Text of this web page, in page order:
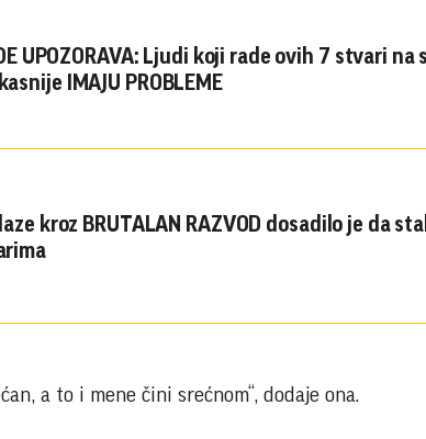
UPOZORAVA: Ljudi koji rade ovih 7 stvari na
IMAJU PROBLEME
kroz BRUTALAN RAZVOD dosadilo je da
a to i mene čini srećnom“, dodaje ona.